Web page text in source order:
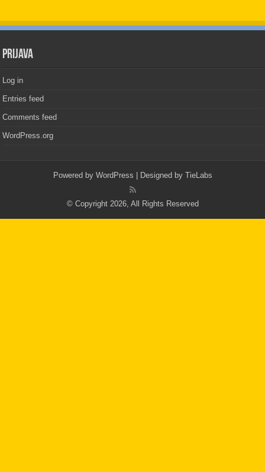
PRIJAVA
Log in
Entries feed
Comments feed
WordPress.org
Powered by WordPress | Designed by TieLabs
© Copyright 2026, All Rights Reserved